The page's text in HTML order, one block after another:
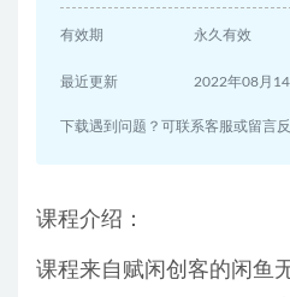
有效期 永久有效
最近更新 2022年08月14
下载遇到问题？可联系客服或留言
课程介绍：
课程来自赋闲创客的闲鱼